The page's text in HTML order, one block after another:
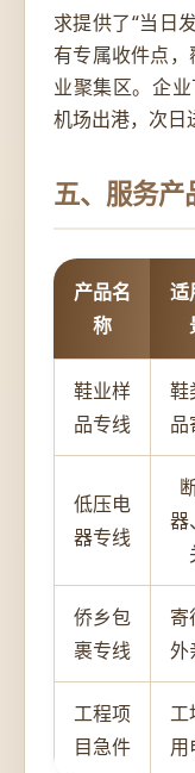
求提供了“当日
有专属收件点
业聚集区。企
机场出港，次日
五、服务产
产品名
称
适
鞋业样
品专线
鞋
品
低压电
器专线
器
侨乡包
裹专线
寄
外
工程项
目急件
工
用